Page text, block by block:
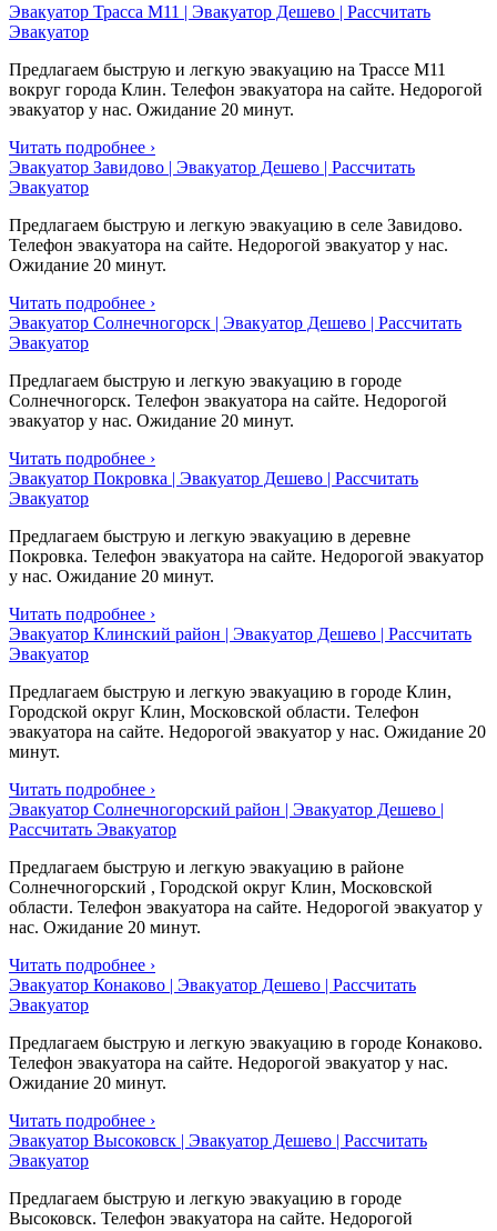
Эвакуатор Трасса М11 | Эвакуатор Дешево | Рассчитать
Эвакуатор
Предлагаем быструю и легкую эвакуацию на Трассе М11
вокруг города Клин. Телефон эвакуатора на сайте. Недорогой
эвакуатор у нас. Ожидание 20 минут.
Читать подробнее ›
Эвакуатор Завидово | Эвакуатор Дешево | Рассчитать
Эвакуатор
Предлагаем быструю и легкую эвакуацию в селе Завидово.
Телефон эвакуатора на сайте. Недорогой эвакуатор у нас.
Ожидание 20 минут.
Читать подробнее ›
Эвакуатор Солнечногорск | Эвакуатор Дешево | Рассчитать
Эвакуатор
Предлагаем быструю и легкую эвакуацию в городе
Солнечногорск. Телефон эвакуатора на сайте. Недорогой
эвакуатор у нас. Ожидание 20 минут.
Читать подробнее ›
Эвакуатор Покровка | Эвакуатор Дешево | Рассчитать
Эвакуатор
Предлагаем быструю и легкую эвакуацию в деревне
Покровка. Телефон эвакуатора на сайте. Недорогой эвакуатор
у нас. Ожидание 20 минут.
Читать подробнее ›
Эвакуатор Клинский район | Эвакуатор Дешево | Рассчитать
Эвакуатор
Предлагаем быструю и легкую эвакуацию в городе Клин,
Городской округ Клин, Московской области. Телефон
эвакуатора на сайте. Недорогой эвакуатор у нас. Ожидание 20
минут.
Читать подробнее ›
Эвакуатор Солнечногорский район | Эвакуатор Дешево |
Рассчитать Эвакуатор
Предлагаем быструю и легкую эвакуацию в районе
Солнечногорский , Городской округ Клин, Московской
области. Телефон эвакуатора на сайте. Недорогой эвакуатор у
нас. Ожидание 20 минут.
Читать подробнее ›
Эвакуатор Конаково | Эвакуатор Дешево | Рассчитать
Эвакуатор
Предлагаем быструю и легкую эвакуацию в городе Конаково.
Телефон эвакуатора на сайте. Недорогой эвакуатор у нас.
Ожидание 20 минут.
Читать подробнее ›
Эвакуатор Высоковск | Эвакуатор Дешево | Рассчитать
Эвакуатор
Предлагаем быструю и легкую эвакуацию в городе
Высоковск. Телефон эвакуатора на сайте. Недорогой